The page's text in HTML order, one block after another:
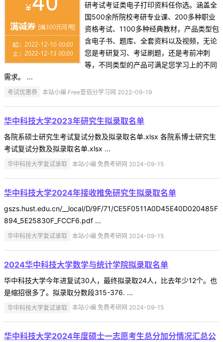
研考试考证类电子打印资料任你选。涵盖全
国500余所院校考研专业课、200多种职业
资格考试、1100多种经典教材，产品类型包
含电子书、题库、全套资料以及视频，无论
您是考研复习、考证刷题，还是考前冲刺
等，不同类型的产品可满足您学习上的不同
需求。 ...
考试优惠券 本站小编 Free壹佰分学习网 2022-09-19
华中科技大学2023年研究生拟录取名单
各院系硕士研究生考试复试分数及拟录取名单.xlsx 各院系博士研究生
考试复试分数及拟录取名单.xlsx ...
华中科技大学复试录取 本站小编 免费考研网 2024-09-15
华中科技大学2024年接收推免研究生拟录取名单
gszs.hust.edu.cn/__local/D/9F/71/CE5F0511A0D45E40D020485F
894_5E25830F_FCCF6.pdf ...
华中科技大学复试录取 本站小编 免费考研网 2024-09-15
2024华中科技大学数学与统计学院拟录取名单
华中科技大学今年进复试30人，最终拟录取24人，比去年少12个。也
是缩招很多了。拟录取分数段315-376. ...
华中科技大学复试录取 本站小编 免费考研网 2024-09-15
华中科技大学2024年度硕士一志愿考生总分加分情况汇总公